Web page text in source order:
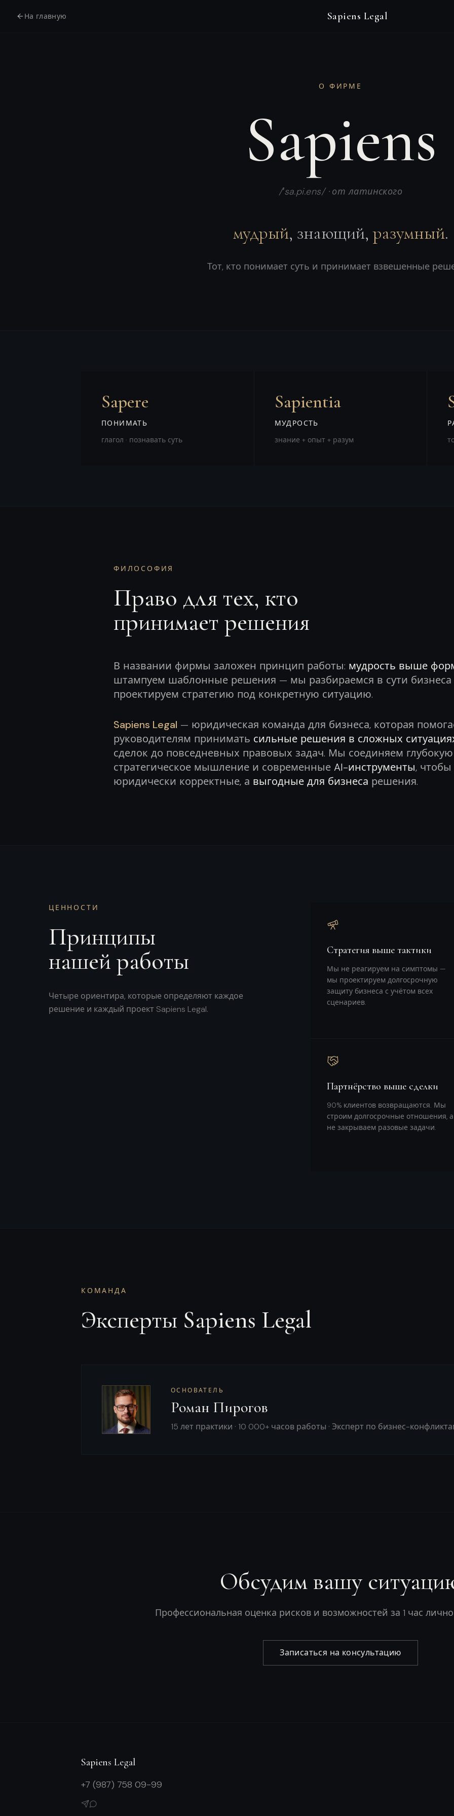
На главную Sapiens Legal
О ФИРМЕ
Sapiens
/ˈsa.pi.ens/ · от латинского
мудрый, знающий,разумный.
Тот, кто понимает суть и принимает взвешенные
Sapere
ПОНИМАТЬ
глагол · познавать суть
Sapientia
МУДРОСТЬ
знание + опыт + разум
ФИЛОСОФИЯ
Право для тех, кто
принимает решения
В названии фирмы заложен принцип работы: мудрость выше
штампуем шаблонные решения — мы разбираемся в сути бизнеса
проектируем стратегию под конкретную ситуацию.
Sapiens Legal — юридическая команда для бизнеса, которая
руководителям принимать сильные решения в сложных
сделок до повседневных правовых задач. Мы соединяем глубокую
стратегическое мышление и современные AI-инструменты, чтобы
юридически корректные, а выгодные для бизнеса решения.
ЦЕННОСТИ
Принципы
нашей работы
Четыре ориентира, которые определяют каждое
решение и каждый проект Sapiens Legal.
Стратегия выше тактики
Мы не реагируем на симптомы —
мы проектируем долгосрочную
защиту бизнеса с учётом всех
сценариев.
Партнёрство выше сделки
90% клиентов возвращаются. Мы
строим долгосрочные отношения, а
не закрываем разовые задачи.
КОМАНДА
Эксперты Sapiens Legal
ОСНОВАТЕЛЬ
Роман Пирогов
15 лет практики · 10 000+ часов работы · Эксперт по бизнес-
Обсудим вашу
Профессиональная оценка рисков и возможностей за 1 час
Записаться на консультацию
Sapiens Legal
+7 (987) 758 09-99